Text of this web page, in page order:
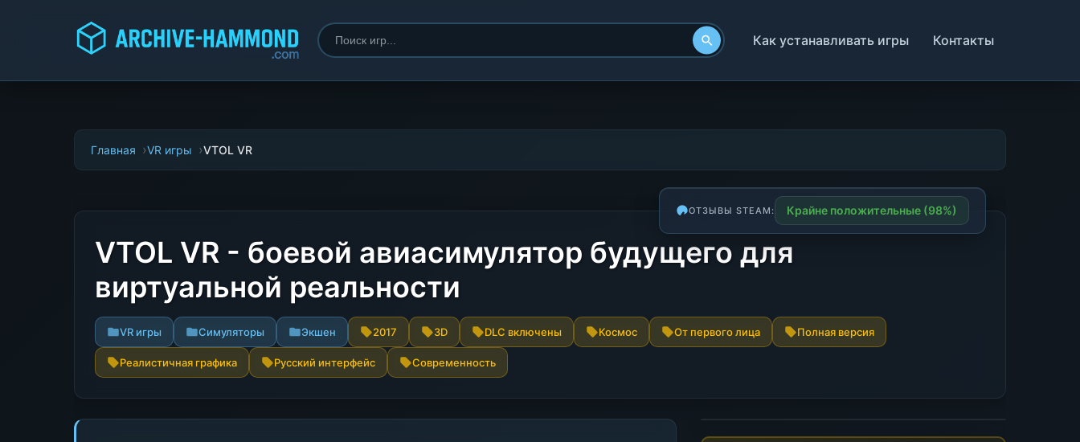
Как устанавливать игры Контакты
Главная VR игры VTOL VR
VTOL VR - боевой авиасимулятор будущего для
виртуальной реальности
VR игры Симуляторы Экшен 2017 3D DLC включены Космос От первого лица Полная версия
Реалистичная графика Русский интерфейс Современность
ОТЗЫВЫ STEAM: Крайне положительные (98%)